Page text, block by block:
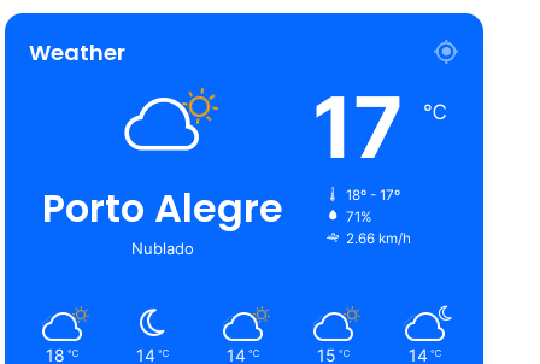
Weather
Porto Alegre
Nublado
17 ℃
18º - 17º
71%
2.66 km/h
18 ℃ 14 ℃ 14 ℃ 15 ℃ 14 ℃